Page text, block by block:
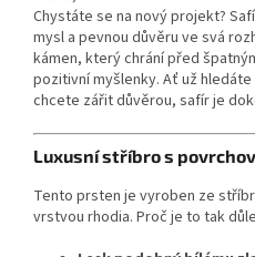
Chystáte se na nový projekt?
mysl a pevnou důvěru ve svá
kámen, který chrání před
pozitivní myšlenky. Ať už
chcete zářit důvěrou, safír je
Luxusní stříbro s
Tento prsten je vyroben ze
vrstvou rhodia. Proč je to tak